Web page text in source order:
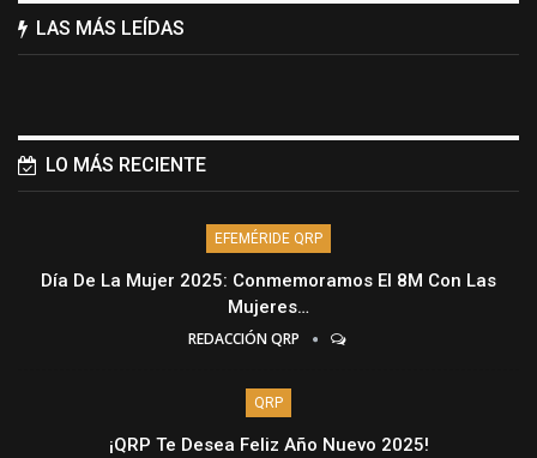
LAS MÁS LEÍDAS
LO MÁS RECIENTE
EFEMÉRIDE QRP
Día De La Mujer 2025: Conmemoramos El 8M Con Las
Mujeres…
REDACCIÓN QRP
QRP
¡QRP Te Desea Feliz Año Nuevo 2025!